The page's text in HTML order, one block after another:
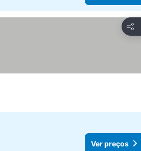
Ver preços